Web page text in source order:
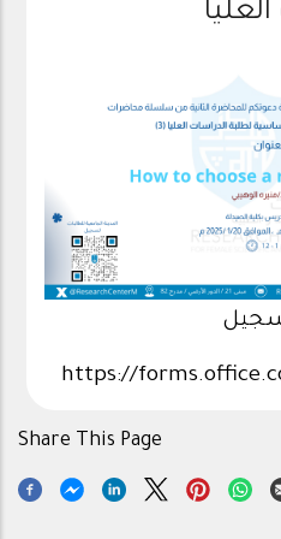
https://
Share This Page